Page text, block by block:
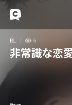
BL 6
非常識な恋